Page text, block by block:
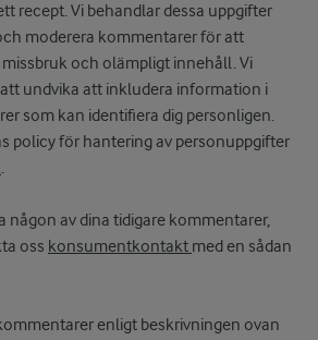
recept. Vi behandlar dessa uppgifter
moderera kommentarer för att
och olämpligt innehåll. Vi
undvika att inkludera information i
som kan identifiera dig personligen.
policy för hantering av personuppgifter
.
någon av dina tidigare kommentarer,
oss konsumentkontakt med en sådan
enligt beskrivningen ovan